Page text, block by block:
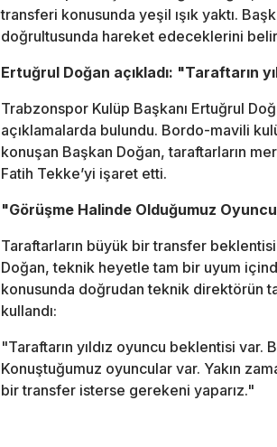
transferi konusunda yeşil ışık yaktı.
doğrultusunda hareket edeceklerini
Ertuğrul Doğan açıkladı: "Taraftarın
Trabzonspor Kulüp Başkanı Ertuğrul
açıklamalarda bulundu. Bordo-mavili
konuşan Başkan Doğan, taraftarların
Fatih Tekke’yi işaret etti.
"Görüşme Halinde Olduğumuz
Taraftarların büyük bir transfer
Doğan, teknik heyetle tam bir uyum
konusunda doğrudan teknik direktörün
kullandı:
"Taraftarın yıldız oyuncu beklentisi
Konuştuğumuz oyuncular var. Yakın
bir transfer isterse gerekeni yaparız."